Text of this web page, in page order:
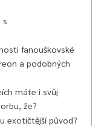
s
fanouškovské
a podobných
máte i svůj
že?
exotičtější původ?